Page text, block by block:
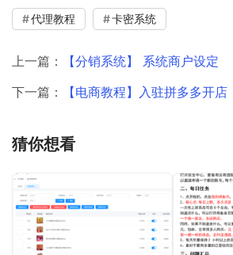
代理教程 卡密系统
上一篇：
【分销系统】 系统商户设定
下一篇：
【电商教程】入驻拼多多开店
猜你想看